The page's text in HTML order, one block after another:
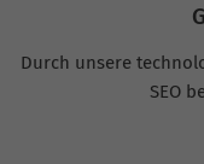
Durch unsere
SEO